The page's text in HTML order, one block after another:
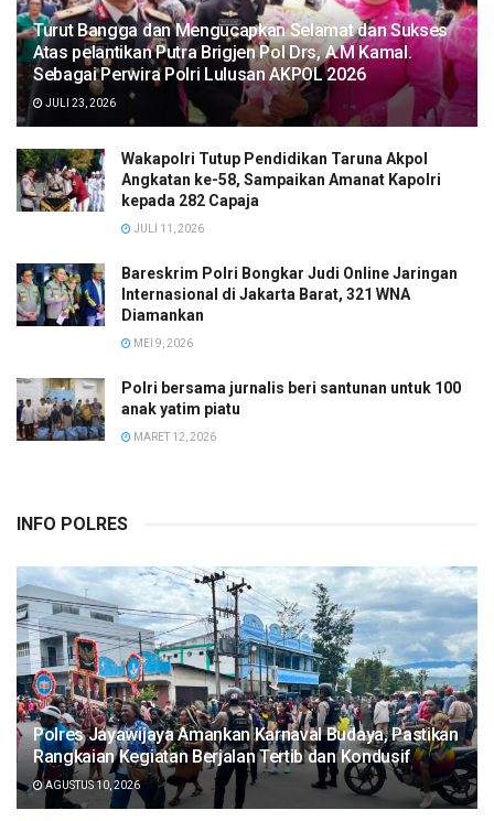
Turut Bangga dan Mengucapkan Selamat dan Sukses
Atas pelantikan Putra Brigjen Pol Drs, A.M Kamal.
Sebagai Perwira Polri Lulusan AKPOL 2026
JULI 23, 2026
Wakapolri Tutup Pendidikan Taruna Akpol
Angkatan ke-58, Sampaikan Amanat Kapolri
kepada 282 Capaja
JULI 11, 2026
Bareskrim Polri Bongkar Judi Online Jaringan
Internasional di Jakarta Barat, 321 WNA
Diamankan
MEI 9, 2026
Polri bersama jurnalis beri santunan untuk 100
anak yatim piatu
MARET 12, 2026
INFO POLRES
Polres Jayawijaya Amankan Karnaval Budaya, Pastikan
Rangkaian Kegiatan Berjalan Tertib dan Kondusif
AGUSTUS 10, 2026